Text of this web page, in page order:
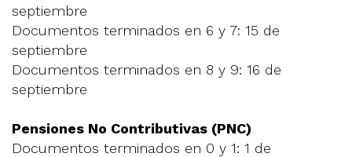
septiembre
Documentos terminados en 6 y 7: 15 de
septiembre
Documentos terminados en 8 y 9: 16 de
septiembre
Pensiones No Contributivas (PNC)
Documentos terminados en 0 y 1: 1 de